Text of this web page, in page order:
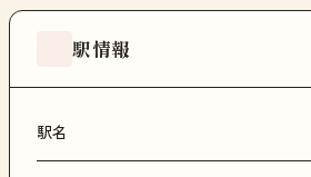
駅情報
駅名